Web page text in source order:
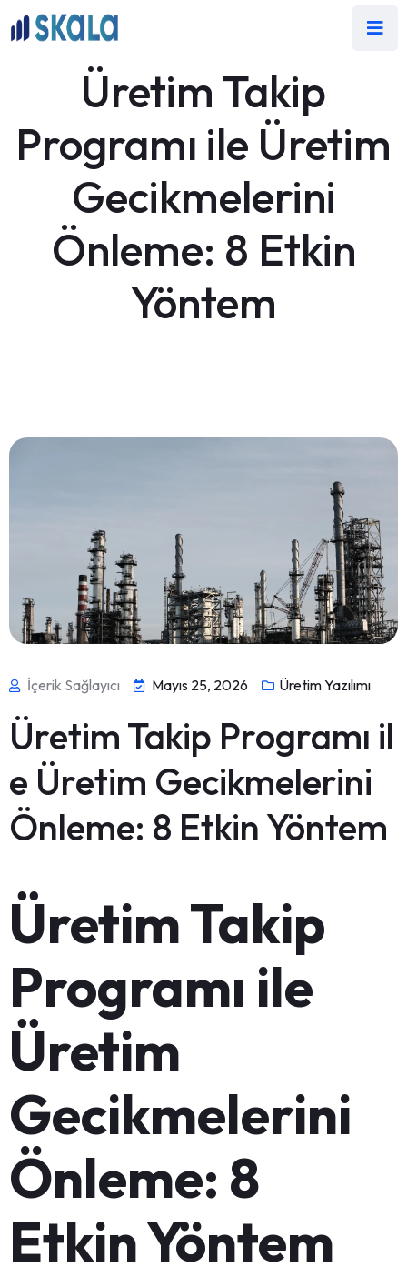
Üretim Takip
Programı ile Üretim
Gecikmelerini
Önleme: 8 Etkin
Yöntem
İçerik Sağlayıcı Mayıs 25, 2026 Üretim Yazılımı
Üretim Takip Programı il
e Üretim Gecikmelerini
Önleme: 8 Etkin Yöntem
Üretim Takip
Programı ile
Üretim
Gecikmelerini
Önleme: 8
Etkin Yöntem